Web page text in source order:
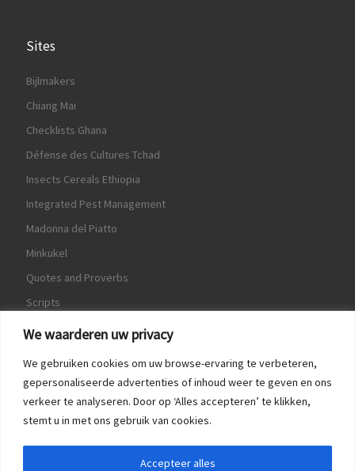
We waarderen uw privacy
We gebruiken cookies om uw browse-ervaring te verbeteren,
gepersonaliseerde advertenties of inhoud weer te geven en ons
verkeer te analyseren. Door op ‘Alles accepteren’ te klikken,
stemt u in met ons gebruik van cookies.
Accepteer alles
Sites
Bijlmakers
Chiang Mai
Checklists Ghana
Défense des Cultures Tchad
Insects Cereals Ethiopia
Integrated Pest Management
Madonna del Piatto
Minkukel
Quotes and Proverbs
Scripts
World Crops Database
Game